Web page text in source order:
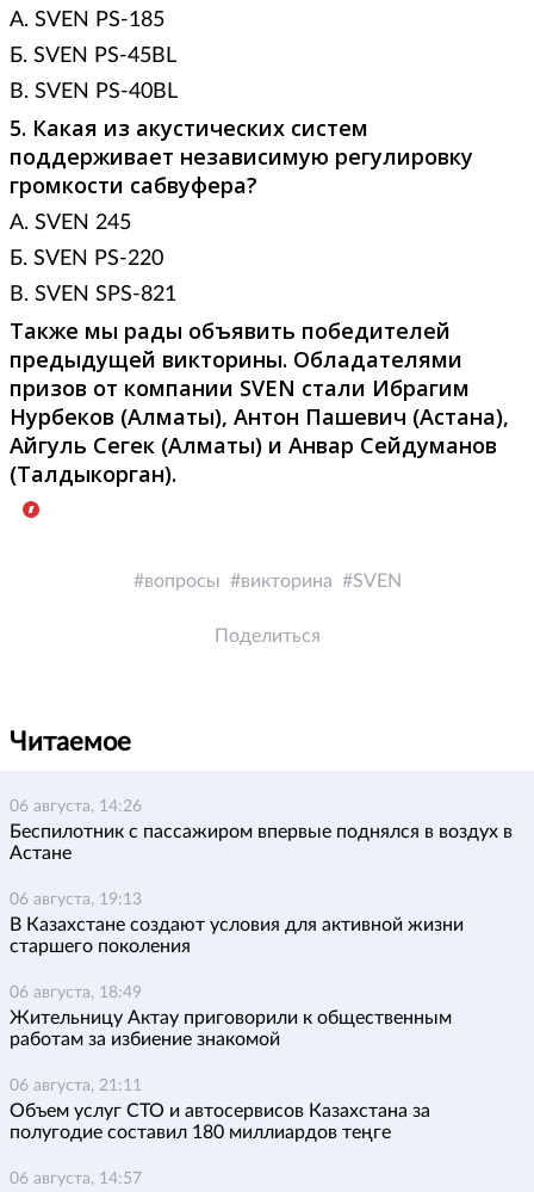
А. SVEN PS-185
Б. SVEN PS-45BL
В. SVEN PS-40BL
5. Какая из акустических систем
поддерживает независимую регулировку
громкости сабвуфера?
А. SVEN 245
Б. SVEN PS-220
В. SVEN SPS-821
Также мы рады объявить победителей
предыдущей викторины. Обладателями
призов от компании SVEN стали Ибрагим
Нурбеков (Алматы), Антон Пашевич (Астана),
Айгуль Сегек (Алматы) и Анвар Сейдуманов
(Талдыкорган).
вопросы викторина SVEN
Поделиться
Читаемое
06 августа, 14:26
Беспилотник с пассажиром впервые поднялся в воздух в
Астане
06 августа, 19:13
В Казахстане создают условия для активной жизни
старшего поколения
06 августа, 18:49
Жительницу Актау приговорили к общественным
работам за избиение знакомой
06 августа, 21:11
Объем услуг СТО и автосервисов Казахстана за
полугодие составил 180 миллиардов теңге
06 августа, 14:57